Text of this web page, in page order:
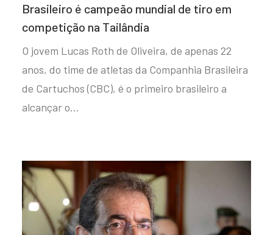
Brasileiro é campeão mundial de tiro em
competição na Tailândia
O jovem Lucas Roth de Oliveira, de apenas 22
anos, do time de atletas da Companhia Brasileira
de Cartuchos (CBC), é o primeiro brasileiro a
alcançar o…